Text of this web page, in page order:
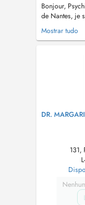
Bonjour,
de Nantes, je
hypnose-
ICV
plus prendre
actuellement,
Mostrar tudo
DR.
131,